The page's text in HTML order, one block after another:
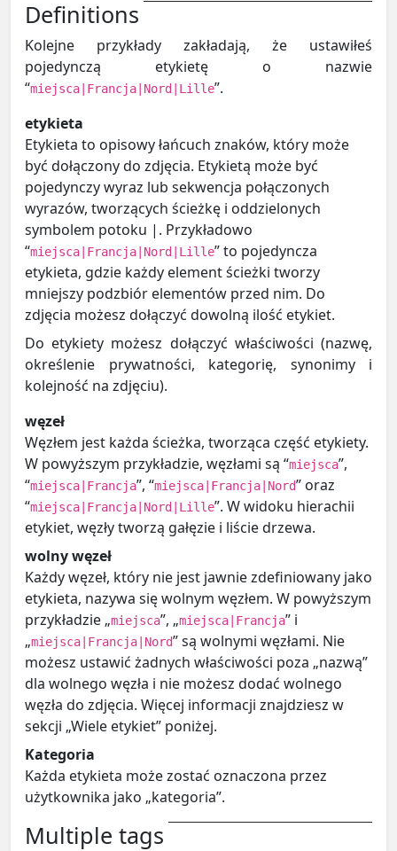
Definitions
Kolejne przykłady zakładają, że ustawiłeś
pojedynczą etykietę o nazwie
“miejsca|Francja|Nord|Lille”.
etykieta
Etykieta to opisowy łańcuch znaków, który może
być dołączony do zdjęcia. Etykietą może być
pojedynczy wyraz lub sekwencja połączonych
wyrazów, tworzących ścieżkę i oddzielonych
symbolem potoku |. Przykładowo
“miejsca|Francja|Nord|Lille” to pojedyncza
etykieta, gdzie każdy element ścieżki tworzy
mniejszy podzbiór elementów przed nim. Do
zdjęcia możesz dołączyć dowolną ilość etykiet.
Do etykiety możesz dołączyć właściwości (nazwę,
określenie prywatności, kategorię, synonimy i
kolejność na zdjęciu).
węzeł
Węzłem jest każda ścieżka, tworząca część etykiety.
W powyższym przykładzie, węzłami są “miejsca”,
“miejsca|Francja”, “miejsca|Francja|Nord” oraz
“miejsca|Francja|Nord|Lille”. W widoku hierachii
etykiet, węzły tworzą gałęzie i liście drzewa.
wolny węzeł
Każdy węzeł, który nie jest jawnie zdefiniowany jako
etykieta, nazywa się wolnym węzłem. W powyższym
przykładzie „miejsca”, „miejsca|Francja” i
„miejsca|Francja|Nord” są wolnymi węzłami. Nie
możesz ustawić żadnych właściwości poza „nazwą”
dla wolnego węzła i nie możesz dodać wolnego
węzła do zdjęcia. Więcej informacji znajdziesz w
sekcji „Wiele etykiet” poniżej.
Kategoria
Każda etykieta może zostać oznaczona przez
użytkownika jako „kategoria”.
Multiple tags